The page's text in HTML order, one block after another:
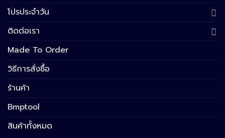
โปรประจำวัน
ติดต่อเรา
Made To Order
วิธีการสั่งซื้อ
ร้านค้า
Bmptool
สินค้าทั้งหมด